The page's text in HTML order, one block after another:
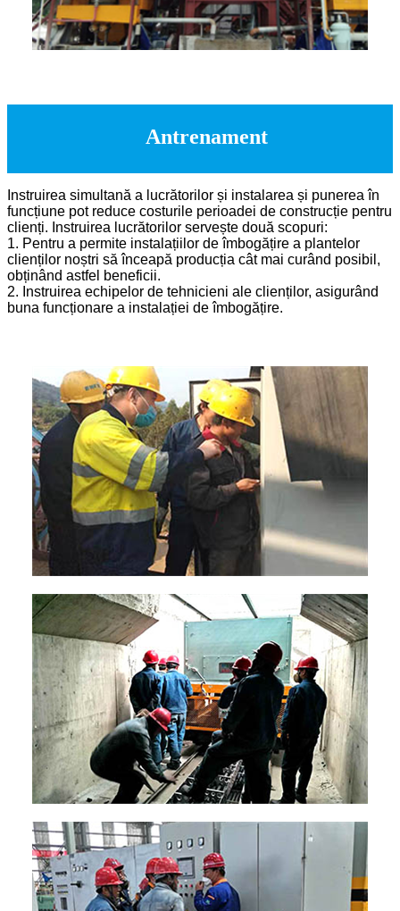
Antrenament
Instruirea simultană a lucrătorilor și instalarea și punerea în
funcțiune pot reduce costurile perioadei de construcție pentru
clienți. Instruirea lucrătorilor servește două scopuri:
1. Pentru a permite instalațiilor de îmbogățire a plantelor
clienților noștri să înceapă producția cât mai curând posibil,
obținând astfel beneficii.
2. Instruirea echipelor de tehnicieni ale clienților, asigurând
buna funcționare a instalației de îmbogățire.